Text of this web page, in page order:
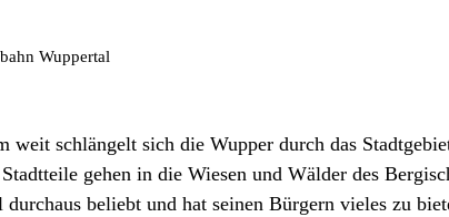
weit schlängelt sich die Wupper durch das
gehen in die Wiesen und Wälder des
durchaus beliebt und hat seinen Bürgern vieles zu